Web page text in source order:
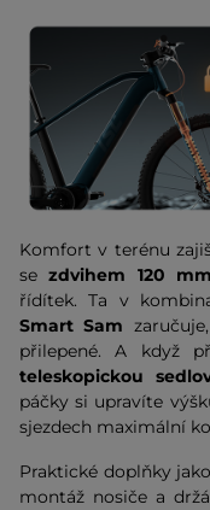
Komfort v terénu
se zdvihem 120 mm
řídítek. Ta v
Smart Sam
přilepené. A když
teleskopickou
páčky si upravíte
sjezdech maximální
Praktické doplňky
montáž nosiče a